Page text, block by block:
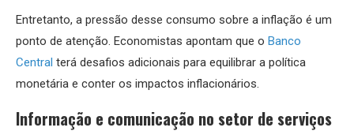
Entretanto, a pressão desse consumo sobre a inflação é um
ponto de atenção. Economistas apontam que o Banco
Central terá desafios adicionais para equilibrar a política
monetária e conter os impactos inflacionários.
Informação e comunicação no setor de serviços